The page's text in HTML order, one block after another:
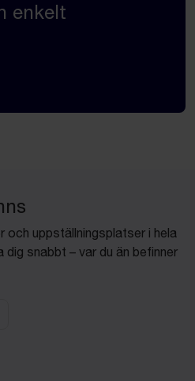
enkelt
och uppställningsplatser i hela
dig snabbt – var du än befinner